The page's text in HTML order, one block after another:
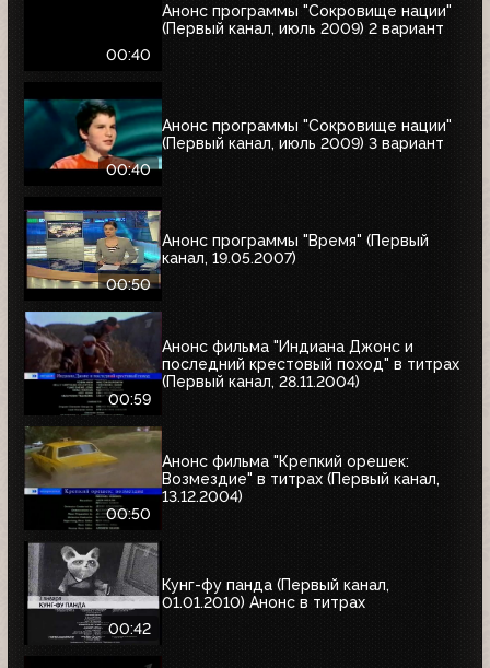
00:40
Анонс программы "Сокровище нации"
(Первый канал, июль 2009) 2 вариант
00:40
Анонс программы "Сокровище нации"
(Первый канал, июль 2009) 3 вариант
00:50
Анонс программы "Время" (Первый
канал, 19.05.2007)
00:59
Анонс фильма "Индиана Джонс и
последний крестовый поход" в титрах
(Первый канал, 28.11.2004)
00:50
Анонс фильма "Крепкий орешек:
Возмездие" в титрах (Первый канал,
13.12.2004)
00:42
Кунг-фу панда (Первый канал,
01.01.2010) Анонс в титрах